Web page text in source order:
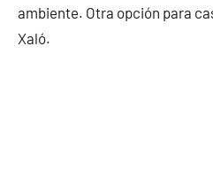
ambiente. Otra opción para
Xaló.